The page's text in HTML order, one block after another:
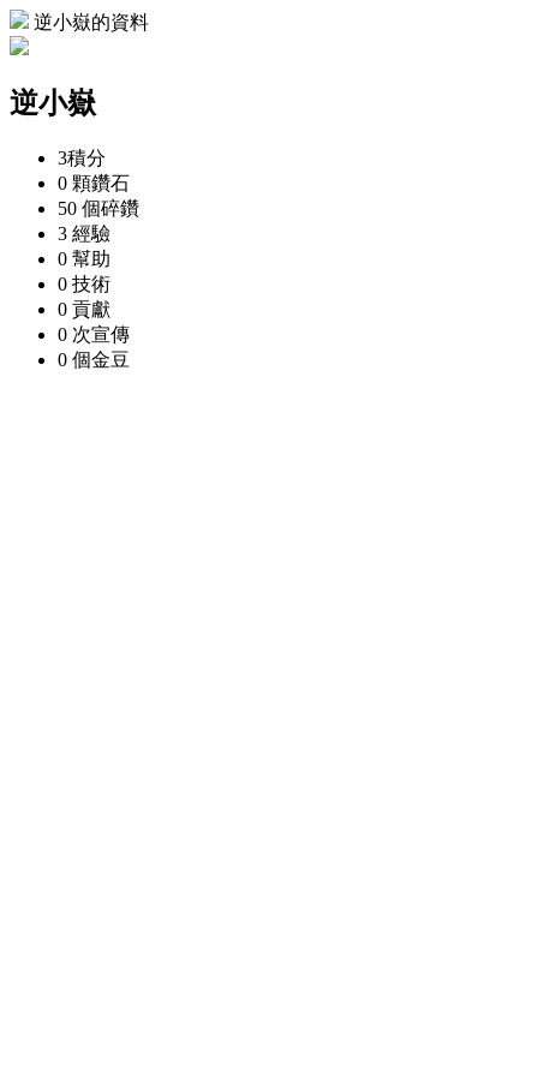
逆小嶽的資料
逆小嶽
3積分
0 顆鑽石
50 個碎鑽
3 經驗
0 幫助
0 技術
0 貢獻
0 次宣傳
0 個金豆